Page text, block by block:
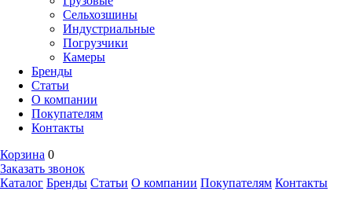
Сельхозшины
Индустриальные
Погрузчики
Камеры
Бренды
Статьи
О компании
Покупателям
Контакты
Корзина 0
Заказать звонок
Каталог Бренды Статьи О компании Покупателям Контакты